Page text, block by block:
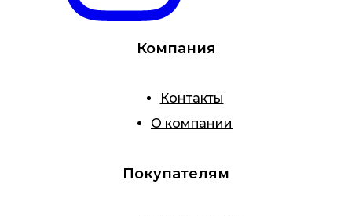
Компания
Контакты
О компании
Покупателям